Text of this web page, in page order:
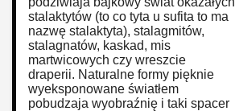
stalaktytów (to co tyta u sufita to ma
nazwę stalaktyta), stalagmitów,
stalagnatów, kaskad, mis
martwicowych czy wreszcie
draperii. Naturalne formy pięknie
wyeksponowane światłem
pobudzaja wyobraźnię i taki spacer